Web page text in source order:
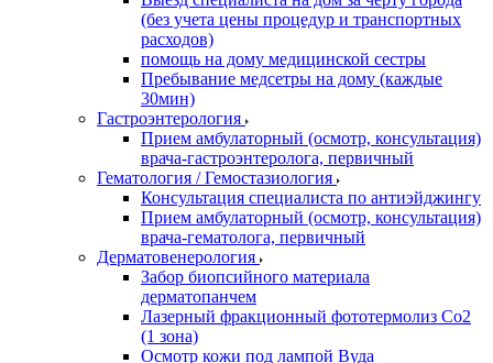
(без учета цены процедур и транспортных
расходов)
помощь на дому медицинской сестры
Пребывание медсетры на дому (каждые
30мин)
Гастроэнтерология
Прием амбулаторный (осмотр, консультация)
врача-гастроэнтеролога, первичный
Гематология / Гемостазиология
Консультация специалиста по антиэйджингу
Прием амбулаторный (осмотр, консультация)
врача-гематолога, первичный
Дерматовенерология
Забор биопсийного материала
дерматопанчем
Лазерный фракционный фототермолиз Со2
(1 зона)
Осмотр кожи под лампой Вуда